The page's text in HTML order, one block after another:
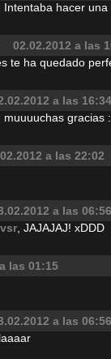
, Intentaba hacer
02.02.2012 a las
te ha quedado
a las 16:34
, muuuuchas gracias
a las 22:02
a las 06:56
, JAJAJAJ! xDDD
las 01:15
a las 06:56